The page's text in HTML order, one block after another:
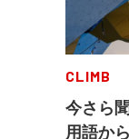
CLIMB
今さら
用語か